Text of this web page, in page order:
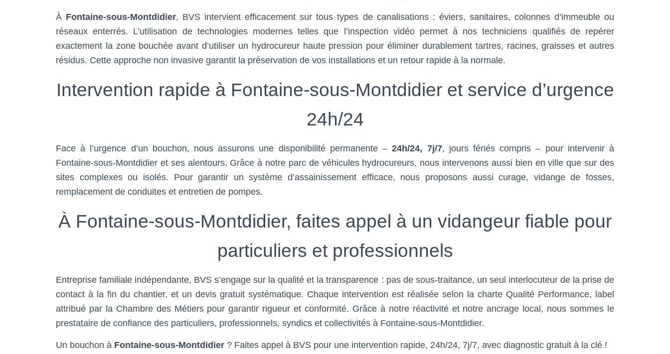
À Fontaine-sous-Montdidier, BVS intervient efficacement sur tous types de canalisations : éviers, sanitaires, colonnes d’immeuble ou
réseaux enterrés. L’utilisation de technologies modernes telles que l’inspection vidéo permet à nos techniciens qualifiés de repérer
exactement la zone bouchée avant d’utiliser un hydrocureur haute pression pour éliminer durablement tartres, racines, graisses et autres
résidus. Cette approche non invasive garantit la préservation de vos installations et un retour rapide à la normale.
Intervention rapide à Fontaine-sous-Montdidier et service d’urgence
24h/24
Face à l’urgence d’un bouchon, nous assurons une disponibilité permanente –24h/24, 7j/7, jours fériés compris – pour intervenir à
Fontaine-sous-Montdidier et ses alentours. Grâce à notre parc de véhicules hydrocureurs, nous intervenons aussi bien en ville que sur des
sites complexes ou isolés. Pour garantir un système d’assainissement efficace, nous proposons aussi curage, vidange de fosses,
remplacement de conduites et entretien de pompes.
À Fontaine-sous-Montdidier, faites appel à un vidangeur fiable pour
particuliers et professionnels
Entreprise familiale indépendante, BVS s’engage sur la qualité et la transparence : pas de sous-traitance, un seul interlocuteur de la prise de
contact à la fin du chantier, et un devis gratuit systématique. Chaque intervention est réalisée selon la charte Qualité Performance, label
attribué par la Chambre des Métiers pour garantir rigueur et conformité. Grâce à notre réactivité et notre ancrage local, nous sommes le
prestataire de confiance des particuliers, professionnels, syndics et collectivités à Fontaine-sous-Montdidier.
Un bouchon à Fontaine-sous-Montdidier ? Faites appel à BVS pour une intervention rapide, 24h/24, 7j/7, avec diagnostic gratuit à la clé !